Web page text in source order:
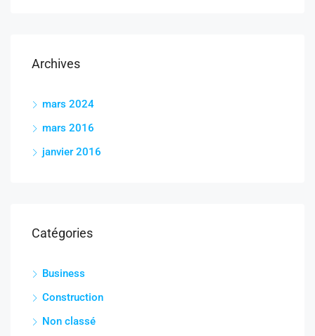
Archives
mars 2024
mars 2016
janvier 2016
Catégories
Business
Construction
Non classé